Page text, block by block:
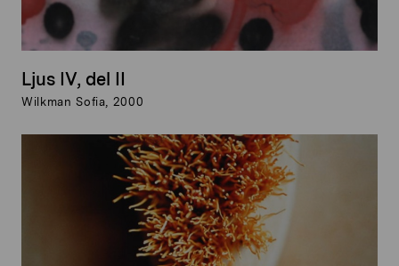
Ljus IV, del II
Wilkman Sofia, 2000